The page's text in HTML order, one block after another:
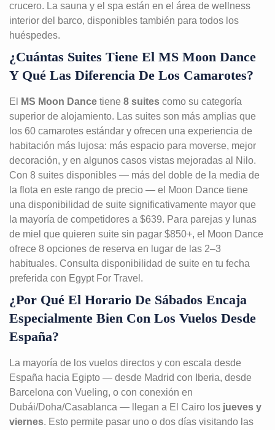
crucero. La sauna y el spa están en el área de wellness
interior del barco, disponibles también para todos los
huéspedes.
¿Cuántas Suites Tiene El MS Moon Dance
Y Qué Las Diferencia De Los Camarotes?
El MS Moon Dance tiene 8 suites como su categoría
superior de alojamiento. Las suites son más amplias que
los 60 camarotes estándar y ofrecen una experiencia de
habitación más lujosa: más espacio para moverse, mejor
decoración, y en algunos casos vistas mejoradas al Nilo.
Con 8 suites disponibles — más del doble de la media de
la flota en este rango de precio — el Moon Dance tiene
una disponibilidad de suite significativamente mayor que
la mayoría de competidores a $639. Para parejas y lunas
de miel que quieren suite sin pagar $850+, el Moon Dance
ofrece 8 opciones de reserva en lugar de las 2–3
habituales. Consulta disponibilidad de suite en tu fecha
preferida con Egypt For Travel.
¿Por Qué El Horario De Sábados Encaja
Especialmente Bien Con Los Vuelos Desde
España?
La mayoría de los vuelos directos y con escala desde
España hacia Egipto — desde Madrid con Iberia, desde
Barcelona con Vueling, o con conexión en
Dubái/Doha/Casablanca — llegan a El Cairo los jueves y
viernes. Esto permite pasar uno o dos días visitando las